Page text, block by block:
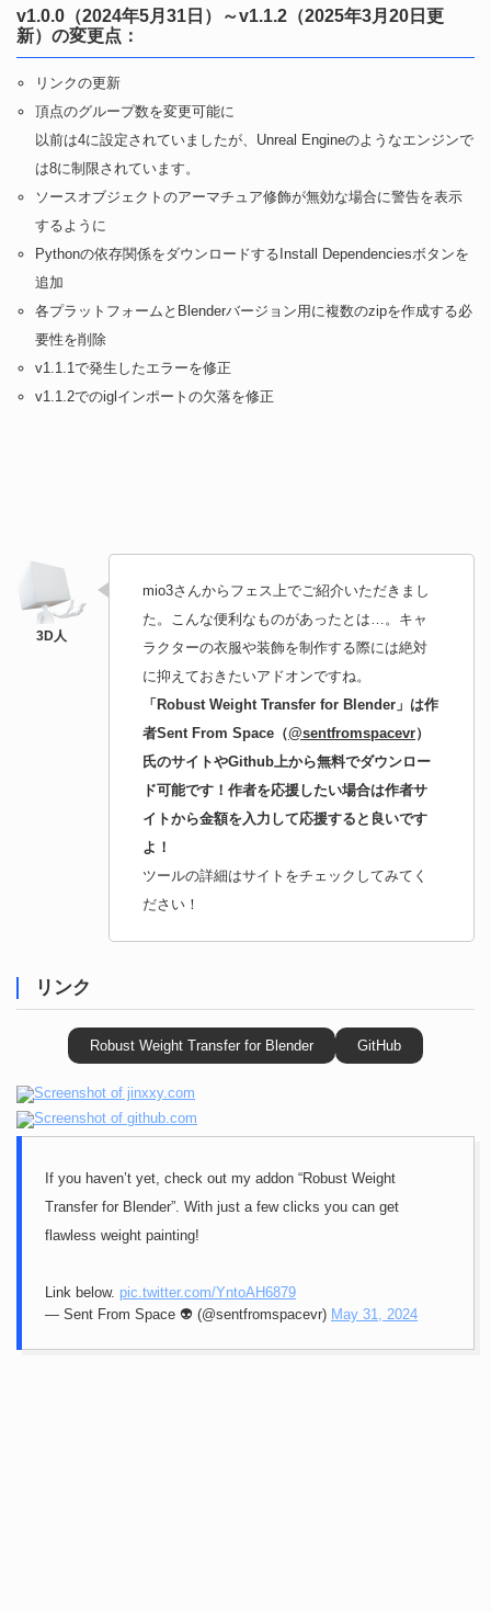
v1.0.0（2024年5月31日）～v1.1.2（2025年3月20日更
新）の変更点：
リンクの更新
頂点のグループ数を変更可能に
以前は4に設定されていましたが、Unreal Engineのようなエンジンで
は8に制限されています。
ソースオブジェクトのアーマチュア修飾が無効な場合に警告を表示
するように
Pythonの依存関係をダウンロードするInstall Dependenciesボタンを
追加
各プラットフォームとBlenderバージョン用に複数のzipを作成する必
要性を削除
v1.1.1で発生したエラーを修正
v1.1.2でのiglインポートの欠落を修正
mio3さんからフェス上でご紹介いただきまし
た。こんな便利なものがあったとは…。キャ
ラクターの衣服や装飾を制作する際には絶対
に抑えておきたいアドオンですね。
「Robust Weight Transfer for Blender」は作
者Sent From Space（@sentfromspacevr）
氏のサイトやGithub上から無料でダウンロー
ド可能です！作者を応援したい場合は作者サ
イトから金額を入力して応援すると良いです
よ！
ツールの詳細はサイトをチェックしてみてく
ださい！
リンク
Robust Weight Transfer for Blender GitHub
If you haven’t yet, check out my addon “Robust Weight
Transfer for Blender”. With just a few clicks you can get
flawless weight painting!
Link below. pic.twitter.com/YntoAH6879
— Sent From Space 👽 (@sentfromspacevr) May 31, 2024